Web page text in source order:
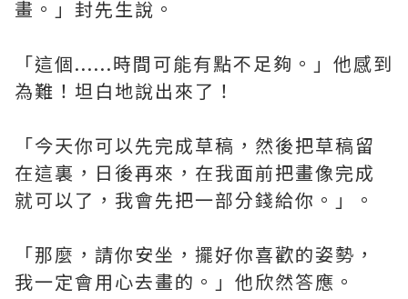
畫。」封先生說。
「這個......時間可能有點不足夠。」他感到
為難！坦白地說出來了！
「今天你可以先完成草稿，然後把草稿留
在這裏，日後再來，在我面前把畫像完成
就可以了，我會先把一部分錢給你。」。
「那麼，請你安坐，擺好你喜歡的姿勢，
我一定會用心去畫的。」他欣然答應。